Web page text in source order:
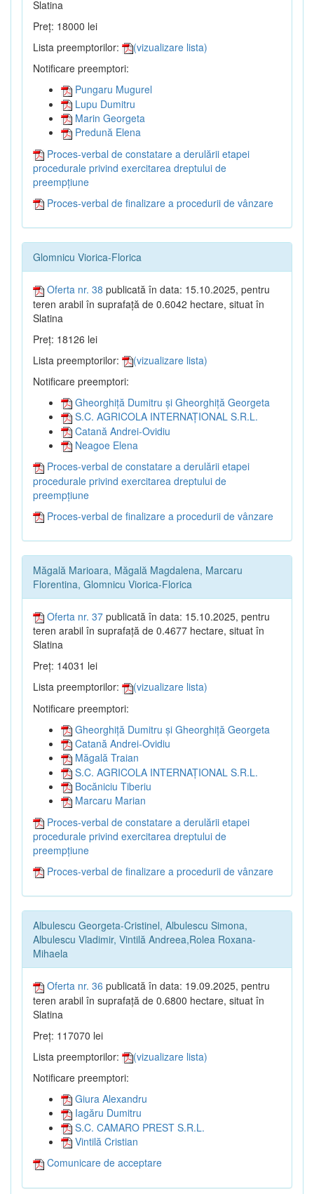
Slatina
Preț: 18000 lei
Lista preemptorilor:
(vizualizare lista)
Notificare preemptori:
Pungaru Mugurel
Lupu Dumitru
Marin Georgeta
Predună Elena
Proces-verbal de constatare a derulării etapei
procedurale privind exercitarea dreptului de
preempțiune
Proces-verbal de finalizare a procedurii de vânzare
Glomnicu Viorica-Florica
Oferta nr. 38 publicată în data: 15.10.2025, pentru
teren arabil în suprafață de 0.6042 hectare, situat în
Slatina
Preț: 18126 lei
Lista preemptorilor:
(vizualizare lista)
Notificare preemptori:
Gheorghiță Dumitru și Gheorghiță Georgeta
S.C. AGRICOLA INTERNAȚIONAL S.R.L.
Catană Andrei-Ovidiu
Neagoe Elena
Proces-verbal de constatare a derulării etapei
procedurale privind exercitarea dreptului de
preempțiune
Proces-verbal de finalizare a procedurii de vânzare
Măgală Marioara, Măgală Magdalena, Marcaru
Florentina, Glomnicu Viorica-Florica
Oferta nr. 37 publicată în data: 15.10.2025, pentru
teren arabil în suprafață de 0.4677 hectare, situat în
Slatina
Preț: 14031 lei
Lista preemptorilor:
(vizualizare lista)
Notificare preemptori:
Gheorghiță Dumitru și Gheorghiță Georgeta
Catană Andrei-Ovidiu
Măgală Traian
S.C. AGRICOLA INTERNAȚIONAL S.R.L.
Bocăniciu Tiberiu
Marcaru Marian
Proces-verbal de constatare a derulării etapei
procedurale privind exercitarea dreptului de
preempțiune
Proces-verbal de finalizare a procedurii de vânzare
Albulescu Georgeta-Cristinel, Albulescu Simona,
Albulescu Vladimir, Vintilă Andreea,Rolea Roxana-
Mihaela
Oferta nr. 36 publicată în data: 19.09.2025, pentru
teren arabil în suprafață de 0.6800 hectare, situat în
Slatina
Preț: 117070 lei
Lista preemptorilor:
(vizualizare lista)
Notificare preemptori:
Giura Alexandru
Iagăru Dumitru
S.C. CAMARO PREST S.R.L.
Vintilă Cristian
Comunicare de acceptare